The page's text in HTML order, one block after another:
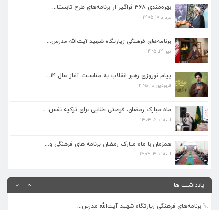
بهره‌مندی ۳۶۸ فراگیر از برنامه‌های طرح تابستا...
مرداد ۱۰, ۱۴۰۵
برنامه‌های فرهنگی زیارتگاه شهید آیت‌الله مدرس...
تیر ۱۴, ۱۴۰۵
پیام نوروزی رهبر انقلاب به مناسبت آغاز سال ۱۴...
فروردین ۱۸, ۱۴۰۵
ماه مبارک رمضان، فرصتی طلایی برای تزکیه نفس، ...
اسفند ۵, ۱۴۰۴
همزمان با ماه مبارک رمضان برنامه های فرهنگی و...
اسفند ۴, ۱۴۰۴
یادداشت ها
برنامه‌های فرهنگی زیارتگاه شهید آیت‌الله مدرس...
پیام نوروزی رهبر انقلاب به مناسبت آغاز سال ۱۴...
ماه مبارک رمضان، فرصتی طلایی برای تزکیه نفس، ...
اسفند ۵, ۱۴۰۴
همزمان با ماه مبارک رمضان برنامه های فرهنگی و...
اسفند ۴, ۱۴۰۴
برنامه‌های فرهنگی زیارتگاه شهید آیت‌الله مدرس...